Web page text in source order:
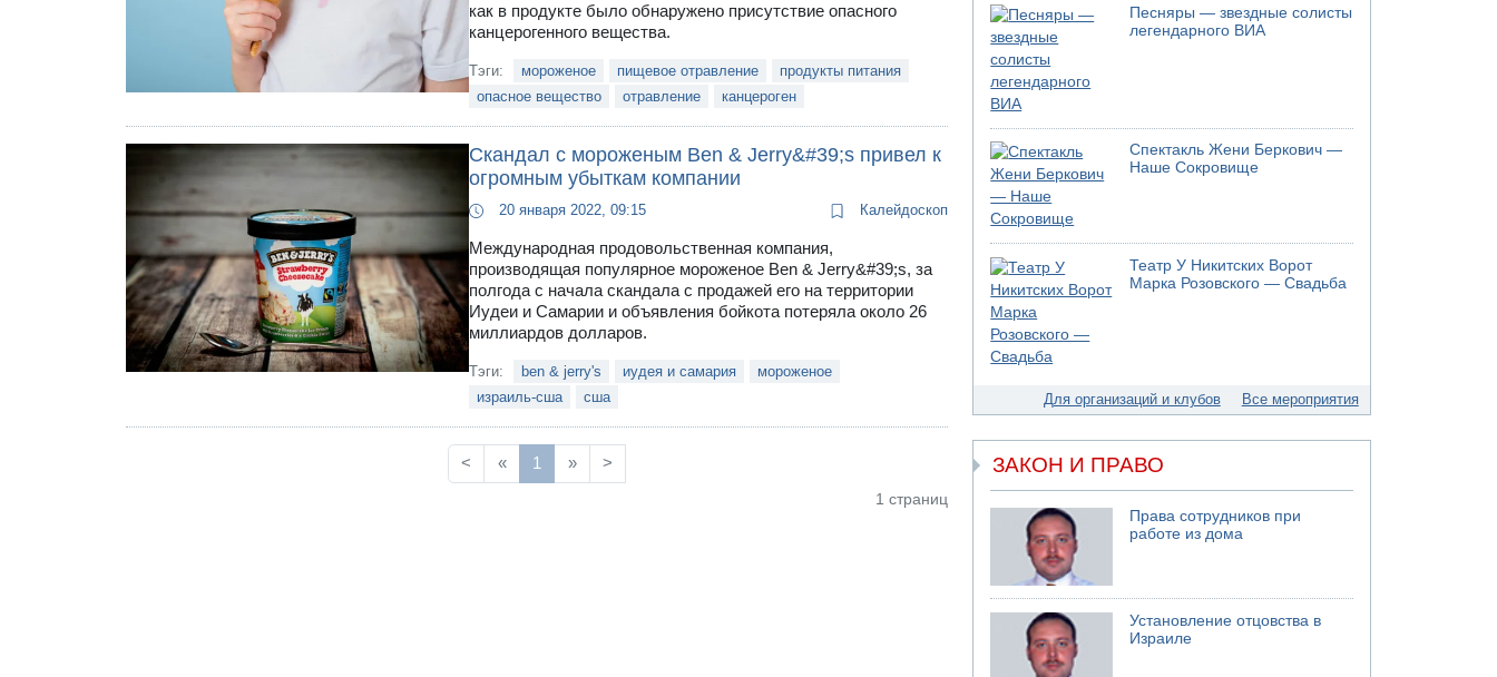
как в продукте было обнаружено присутствие опасного
канцерогенного вещества.
Тэги: мороженое пищевое отравление
продукты питания
опасное вещество
отравление канцероген
Скандал с мороженым Ben & Jerry&#39;s привел к
огромным убыткам компании
20 января 2022, 09:15 Калейдоскоп
Международная продовольственная компания,
производящая популярное мороженое Ben & Jerry&#39;s, за
полгода с начала скандала с продажей его на территории
Иудеи и Самарии и объявления бойкота потеряла около 26
миллиардов долларов.
Тэги: ben & jerry's иудея и самария
мороженое
израиль-сша
сша
< « 1 » >
1 страниц
Песняры — звездные солисты
легендарного ВИА
Спектакль Жени Беркович —
Наше Сокровище
Театр У Никитских Ворот
Марка Розовского — Свадьба
Для организаций и клубов Все мероприятия
ЗАКОН И ПРАВО
Права сотрудников при
работе из дома
Установление отцовства в
Израиле